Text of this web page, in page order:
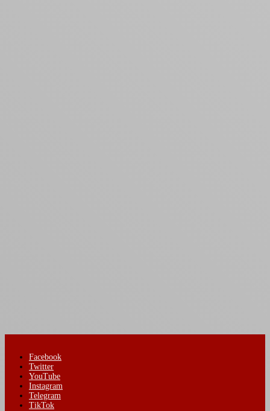
Facebook
Twitter
YouTube
Instagram
Telegram
TikTok